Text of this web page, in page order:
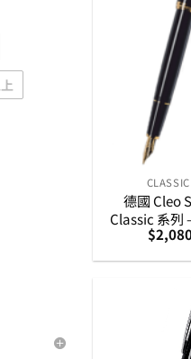
德國 Cleo
Classic 系列
14K 金筆
$